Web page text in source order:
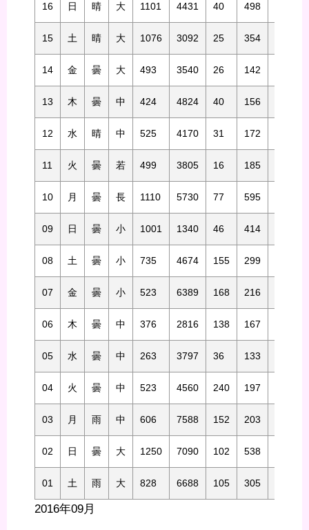
16 日 晴 大 1101 4431 40 498
15 土 晴 大 1076 3092 25 354
14 金 曇 大 493 3540 26 142
13 木 曇 中 424 4824 40 156
12 水 晴 中 525 4170 31 172
11 火 曇 若 499 3805 16 185
10 月 曇 長 1110 5730 77 595
09 日 曇 小 1001 1340 46 414
08 土 曇 小 735 4674 155 299
07 金 曇 小 523 6389 168 216
06 木 曇 中 376 2816 138 167
05 水 曇 中 263 3797 36 133
04 火 曇 中 523 4560 240 197
03 月 雨 中 606 7588 152 203
02 日 曇 大 1250 7090 102 538
01 土 雨 大 828 6688 105 305
2016年09月